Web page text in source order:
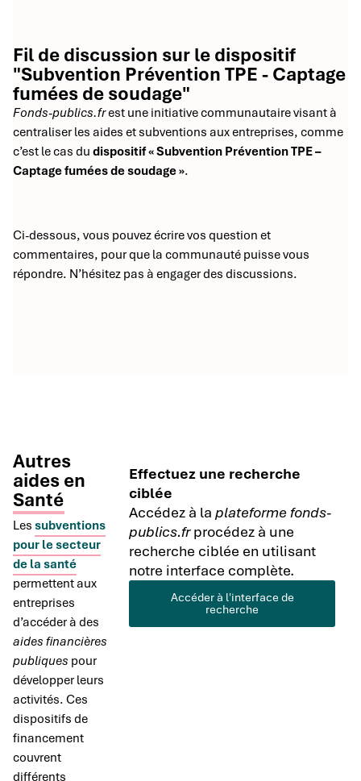
Fil de discussion sur le dispositif
"Subvention Prévention TPE - Captage
fumées de soudage"
Fonds-publics.frest une initiative communautaire visant à
centraliser les aides et subventions aux entreprises, comme
c’est le cas du dispositif « Subvention Prévention TPE –
Captage fumées de soudage ».
Ci-dessous, vous pouvez écrire vos question et
commentaires, pour que la communauté puisse vous
répondre. N’hésitez pas à engager des discussions.
Autres
aides en
Santé
Les subventions
pour le secteur
de la santé
permettent aux
entreprises
d’accéder à des
aides financières
publiques pour
développer leurs
activités. Ces
dispositifs de
financement
couvrent
différents
Effectuez une recherche
ciblée
Accédez à laplateforme fonds-
publics.frprocédez à une
recherche ciblée en utilisant
notre interface complète.
Accéder à l'interface de
recherche